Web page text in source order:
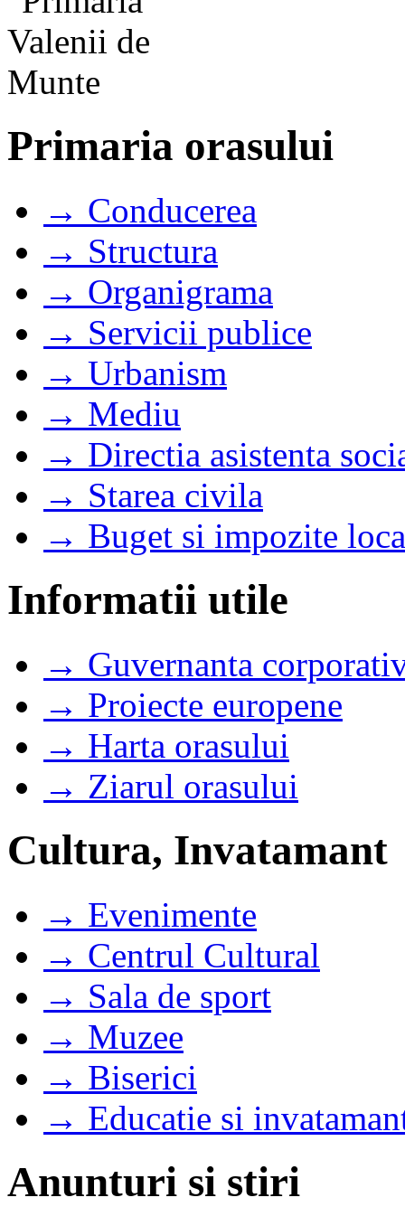
Primaria orasului
→ Conducerea
→ Structura
→ Organigrama
→ Servicii publice
→ Urbanism
→ Mediu
→ Directia asistenta
→ Starea civila
→ Buget si impozite
Informatii utile
→ Guvernanta
→ Proiecte europene
→ Harta orasului
→ Ziarul orasului
Cultura, Invatamant
→ Evenimente
→ Centrul Cultural
→ Sala de sport
→ Muzee
→ Biserici
→ Educatie si
Anunturi si stiri